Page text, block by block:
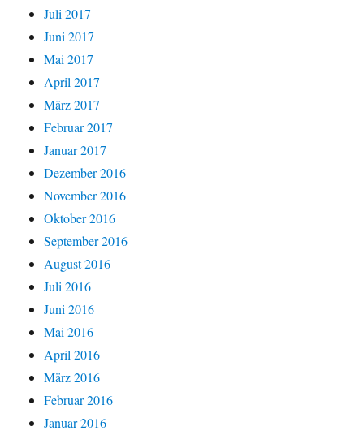
Juli 2017
Juni 2017
Mai 2017
April 2017
März 2017
Februar 2017
Januar 2017
Dezember 2016
November 2016
Oktober 2016
September 2016
August 2016
Juli 2016
Juni 2016
Mai 2016
April 2016
März 2016
Februar 2016
Januar 2016